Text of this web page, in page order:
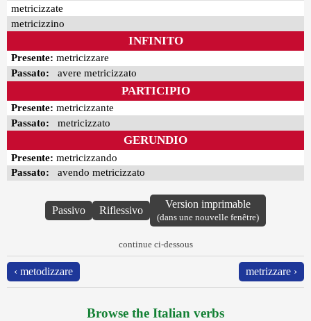
metricizzate
metricizzino
INFINITO
Presente: metricizzare
Passato: avere metricizzato
PARTICIPIO
Presente: metricizzante
Passato: metricizzato
GERUNDIO
Presente: metricizzando
Passato: avendo metricizzato
Passivo Riflessivo
Version imprimable
(dans une nouvelle fenêtre)
continue ci-dessous
‹ metodizzare metrizzare ›
Browse the Italian verbs